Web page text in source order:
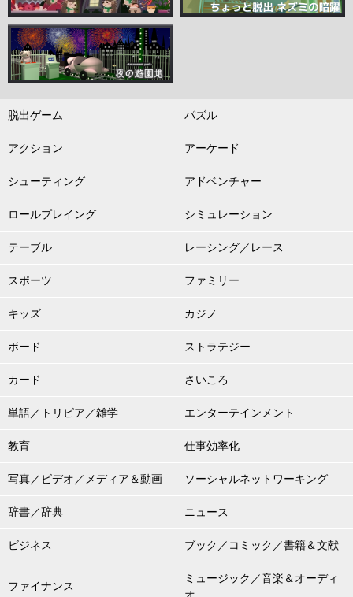
脱出ゲーム パズル
アクション アーケード
シューティング アドベンチャー
ロールプレイング シミュレーション
テーブル レーシング／レース
スポーツ ファミリー
キッズ カジノ
ボード ストラテジー
カード さいころ
単語／トリビア／雑学 エンターテインメント
教育 仕事効率化
写真／ビデオ／メディア＆動画 ソーシャルネットワーキング
辞書／辞典 ニュース
ビジネス ブック／コミック／書籍＆文献
ファイナンス
ミュージック／音楽＆オーディ